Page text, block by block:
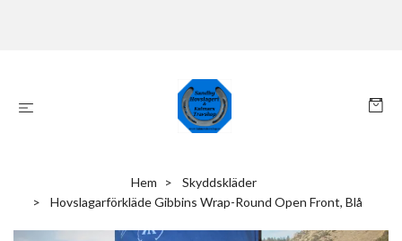
Hem
Skyddskläder
Hovslagarförkläde Gibbins Wrap-Round Open Front, Blå